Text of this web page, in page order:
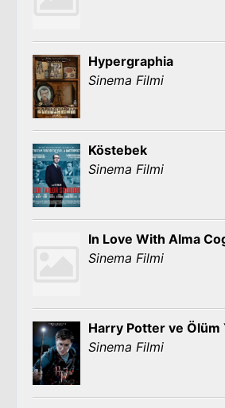
Hypergraphia
Sinema Filmi
Köstebek
Sinema Filmi
In Love With Alma
Sinema Filmi
Harry Potter ve Ölüm
Sinema Filmi